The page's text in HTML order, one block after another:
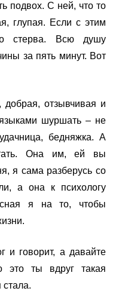
подвох. С ней, что то
глупая. Если с этим
стерва. Всю душу
за пять минут. Вот
отзывчивая и
шуршать – не
бедняжка. А
Она им, ей вы
я сама разберусь со
а она к психологу
я на то, чтобы
и говорит, а давайте
это ты вдруг такая
стала.